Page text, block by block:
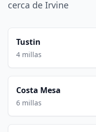
cerca de Irvine
Tustin
4 millas
Costa Mesa
6 millas